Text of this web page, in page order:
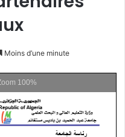
Moins d’une minute
100%